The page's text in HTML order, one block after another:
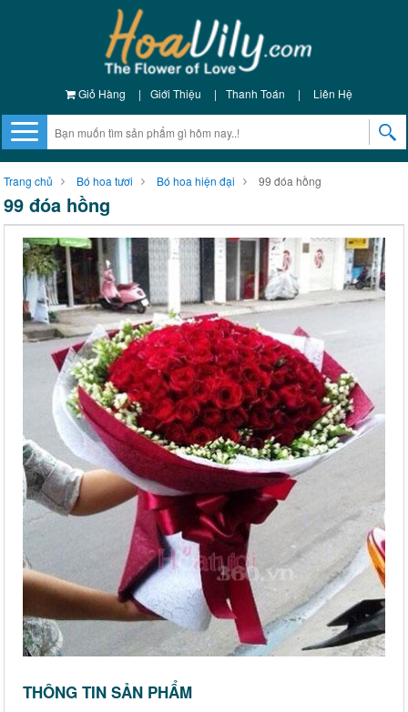
Giỏ Hàng | Giới Thiệu | Thanh Toán | Liên Hệ
Trang chủ Bó hoa tươi Bó hoa hiện đại 99 đóa hồng
99 đóa hồng
THÔNG TIN SẢN PHẨM